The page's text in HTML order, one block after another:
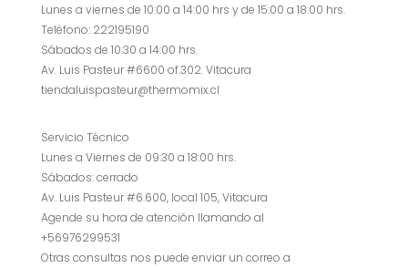
Lunes a viernes de 10:00 a 14:00 hrs y de 15:00 a 18:00 hrs.
Teléfono: 222195190
Sábados de 10:30 a 14:00 hrs.
Av. Luis Pasteur #6600 of.302. Vitacura
tiendaluispasteur@thermomix.cl
Servicio Técnico
Lunes a Viernes de 09:30 a 18:00 hrs.
Sábados: cerrado
Av. Luis Pasteur #6.600, local 105, Vitacura
Agende su hora de atención llamando al
+56976299531
Otras consultas nos puede enviar un correo a